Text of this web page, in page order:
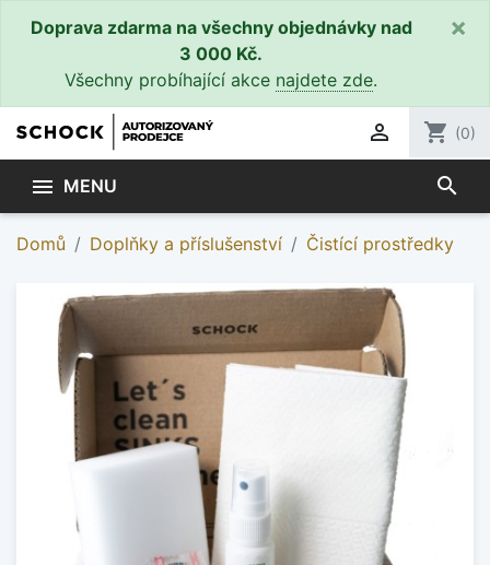
Doprava zdarma na všechny objednávky nad
3 000 Kč.
Všechny probíhající akce najdete zde.
×
 shopping_cart (0)
 MENU search
Domů Doplňky a příslušenství Čistící prostředky